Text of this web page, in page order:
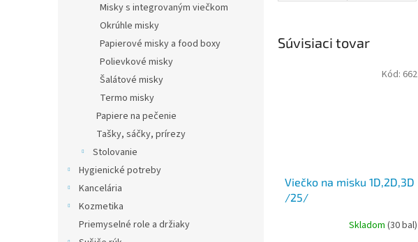
Misky s integrovaným viečkom
Okrúhle misky
Papierové misky a food boxy
Polievkové misky
Šalátové misky
Termo misky
Papiere na pečenie
Tašky, sáčky, prírezy
Stolovanie
Hygienické potreby
Kancelária
Kozmetika
Priemyselné role a držiaky
Súvisiaci tovar
Viečko na misku 1D,2D,3D
/25/
Skladom (30 bal)
Kód: 662